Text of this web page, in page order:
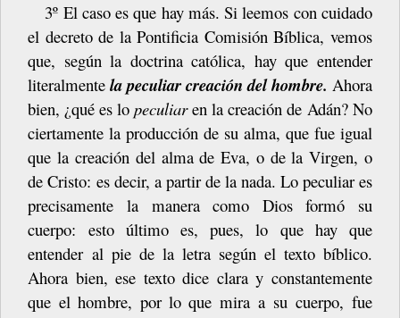
3º El caso es que hay más. Si leemos con cuidado
el decreto de la Pontificia Comisión Bíblica, vemos
que, según la doctrina católica, hay que entender
literalmente lapeculiarcreación delhombre. Ahora
bien, ¿qué es lo peculiar en la creación de Adán? No
ciertamente la producción de su alma, que fue igual
que la creación del alma de Eva, o de la Virgen, o
de Cristo: es decir, a partir de la nada. Lo peculiar es
precisamente la manera como Dios formó su
cuerpo: esto último es, pues, lo que hay que
entender al pie de la letra según el texto bíblico.
Ahora bien, ese texto dice clara y constantemente
que el hombre, por lo que mira a su cuerpo, fue